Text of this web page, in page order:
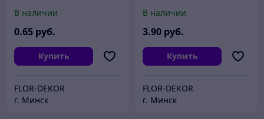
В наличии
0.65 руб.
Купить
FLOR-DEKOR
г. Минск
В наличии
3.90 руб.
Купить
FLOR-DEKOR
г. Минск